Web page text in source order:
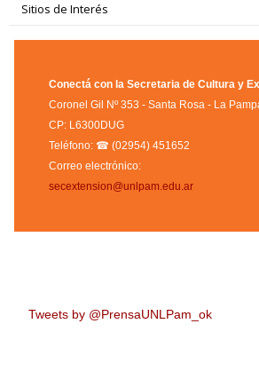
Sitios de Interés
Conectá con la Secretaria de Cultura y
Coronel Gil Nº 353 - Santa Rosa - La
CP: L6300DUG
Teléfono: ☎ (02954) 451652
Correo electrónico:
secextension@unlpam.edu.ar
Tweets by @PrensaUNLPam_ok